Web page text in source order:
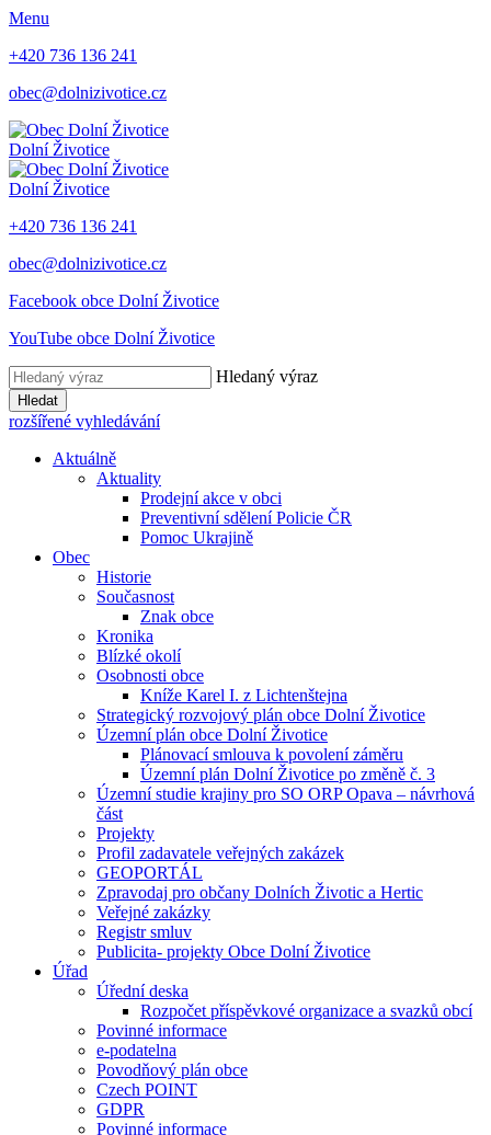
Menu
+420 736 136 241
obec@dolnizivotice.cz
Dolní Životice
Dolní Životice
+420 736 136 241
obec@dolnizivotice.cz
Facebook obce Dolní Životice
YouTube obce Dolní Životice
Hledaný výraz
Hledat
rozšířené vyhledávání
Aktuálně
Aktuality
Prodejní akce v obci
Preventivní sdělení Policie ČR
Pomoc Ukrajině
Obec
Historie
Současnost
Znak obce
Kronika
Blízké okolí
Osobnosti obce
Kníže Karel I. z Lichtenštejna
Strategický rozvojový plán obce Dolní Životice
Územní plán obce Dolní Životice
Plánovací smlouva k povolení záměru
Územní plán Dolní Životice po změně č. 3
Územní studie krajiny pro SO ORP Opava – návrhová
část
Projekty
Profil zadavatele veřejných zakázek
GEOPORTÁL
Zpravodaj pro občany Dolních Životic a Hertic
Veřejné zakázky
Registr smluv
Publicita- projekty Obce Dolní Životice
Úřad
Úřední deska
Rozpočet příspěvkové organizace a svazků obcí
Povinné informace
e-podatelna
Povodňový plán obce
Czech POINT
GDPR
Povinné informace